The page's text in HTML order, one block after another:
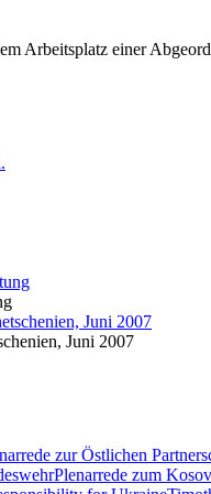
Arbeitsplatz einer
Juni 2007
zur Östlichen
Plenarrede zum